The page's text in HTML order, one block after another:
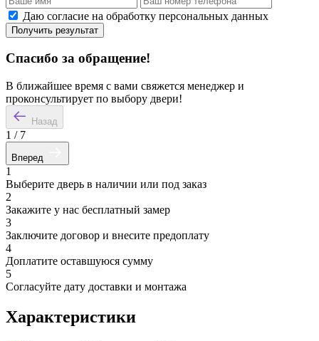
Даю согласие на обработку персональных данных
Получить результат
Спасибо за обращение!
В ближайшее время с вами свяжется менеджер и
проконсультирует по выбору двери!
Назад
1 / 7
Вперед
1
Выберите дверь в наличии или под заказ
2
Закажите у нас бесплатный замер
3
Заключите договор и внесите предоплату
4
Доплатите оставшуюся сумму
5
Согласуйте дату доставки и монтажа
Характеристики